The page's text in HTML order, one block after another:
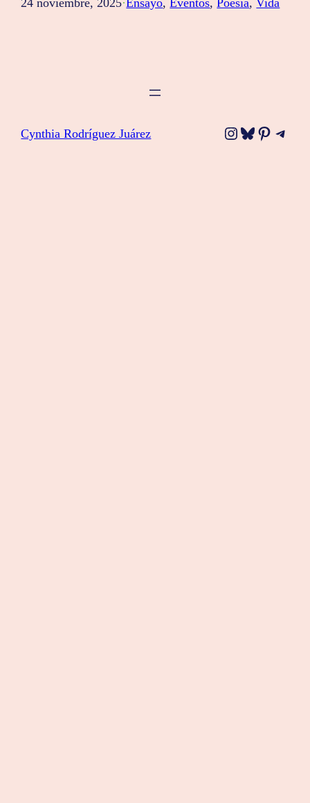
24 noviembre, 2025·Ensayo, Eventos, Poesía, Vida
Cynthia Rodríguez Juárez Instagram
Bluesky